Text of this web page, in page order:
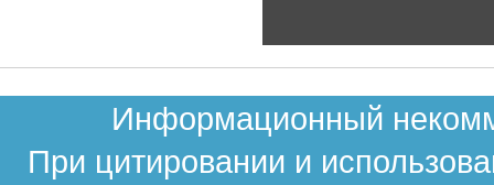
Информационный
При цитировании и